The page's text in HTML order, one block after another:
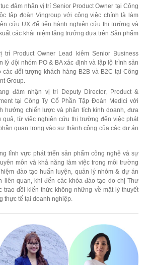
đảm nhận vị trí Senior Product Owner tại Công
tập đoàn Vingroup với công việc chính là làm
cứu UX để tiến hành nghiên cứu thị trường và
các khái niệm tăng trưởng dựa trên Sản phẩm
Product Owner Lead kiêm Senior Business
lý đội nhóm PO & BA xác định và lập lộ trình sản
đối tượng khách hàng B2B và B2C tại Công
Group.
đảm nhận vị trí Deputy Director, Product &
tại Công Ty Cổ Phần Tập Đoàn Medici với
hướng chiến lược và phân tích kinh doanh, đưa
quả, từ việc nghiên cứu thị trường đến việc phát
quan trọng vào sự thành công của các dự án
lĩnh vực phát triển sản phẩm công nghệ và sự
môn và khả năng làm việc trong môi trường
đào tạo huấn luyện, quản lý nhóm & dự án
liên quan, khi đến các khóa đào tạo do chị Thư
trao dồi kiến thức không những về mặt lý thuyết
thực tế tại doanh nghiệp.